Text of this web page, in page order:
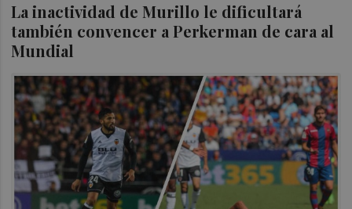
La inactividad de Murillo le dificultará
también convencer a Perkerman de cara al
Mundial